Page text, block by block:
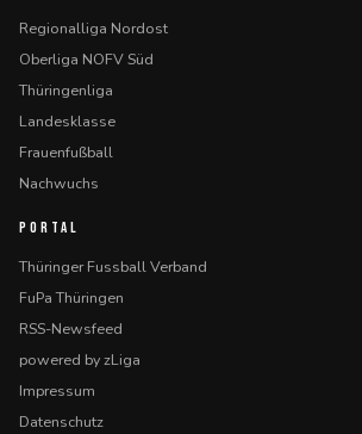
Regionalliga Nordost
Oberliga NOFV Süd
Thüringenliga
Landesklasse
Frauenfußball
Nachwuchs
PORTAL
Thüringer Fussball Verband
FuPa Thüringen
RSS-Newsfeed
powered by zLiga
Impressum
Datenschutz